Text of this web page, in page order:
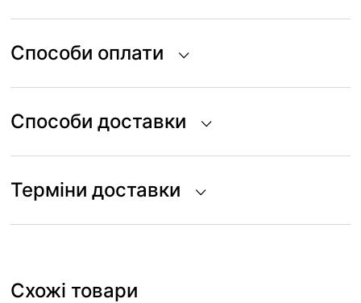
Способи оплати
Способи доставки
Терміни доставки
Схожі товари